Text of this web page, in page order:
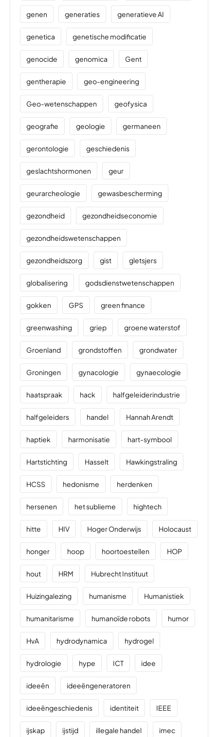
genen generaties generatieve AI
genetica genetische modificatie
genocide genomica Gent
gentherapie geo-engineering
Geo-wetenschappen geofysica
geografie geologie germaneen
gerontologie geschiedenis
geslachtshormonen geur
geurarcheologie gewasbescherming
gezondheid gezondheidseconomie
gezondheidswetenschappen
gezondheidszorg gist gletsjers
globalisering godsdienstwetenschappen
gokken GPS green finance
greenwashing griep groene waterstof
Groenland grondstoffen grondwater
Groningen gynacologie gynaecologie
haatspraak hack halfgeleiderindustrie
halfgeleiders handel Hannah Arendt
haptiek harmonisatie hart-symbool
Hartstichting Hasselt Hawkingstraling
HCSS hedonisme herdenken
hersenen het sublieme hightech
hitte HIV Hoger Onderwijs Holocaust
honger hoop hoortoestellen HOP
hout HRM Hubrecht Instituut
Huizingalezing humanisme Humanistiek
humanitarisme humanoïde robots humor
HvA hydrodynamica hydrogel
hydrologie hype ICT idee
ideeën ideeëngeneratoren
ideeëngeschiedenis identiteit IEEE
ijskap ijstijd illegale handel imec